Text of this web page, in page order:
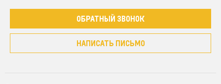
ОБРАТНЫЙ ЗВОНОК
НАПИСАТЬ ПИСЬМО